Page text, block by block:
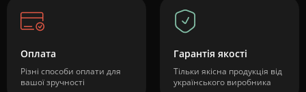
Оплата
Різні способи оплати для
вашої зручності
Гарантія якості
Тільки якісна продукція від
українського виробника